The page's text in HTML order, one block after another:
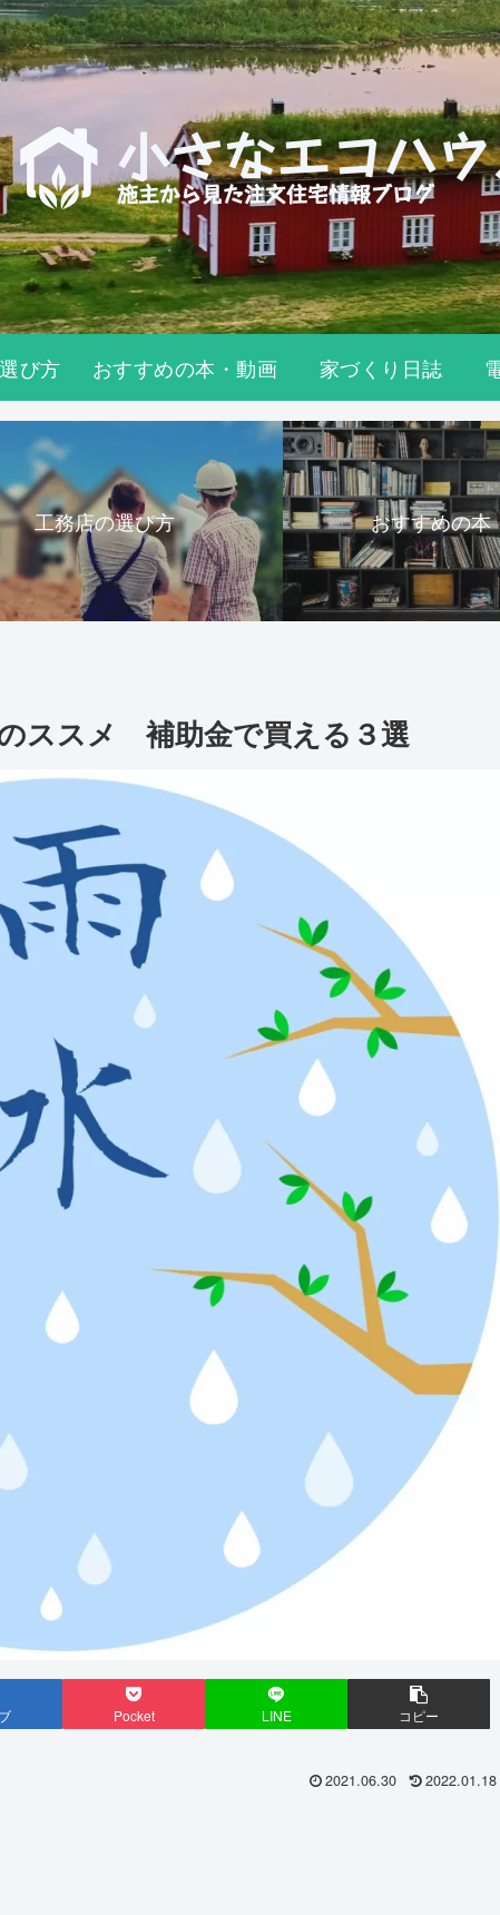
び方 おすすめの本・動画 家づくり日誌
工務店の選び方 おすすめの本
ススメ 補助金で買える３選
Pocket LINE コピー
2021.06.30 2022.01.18